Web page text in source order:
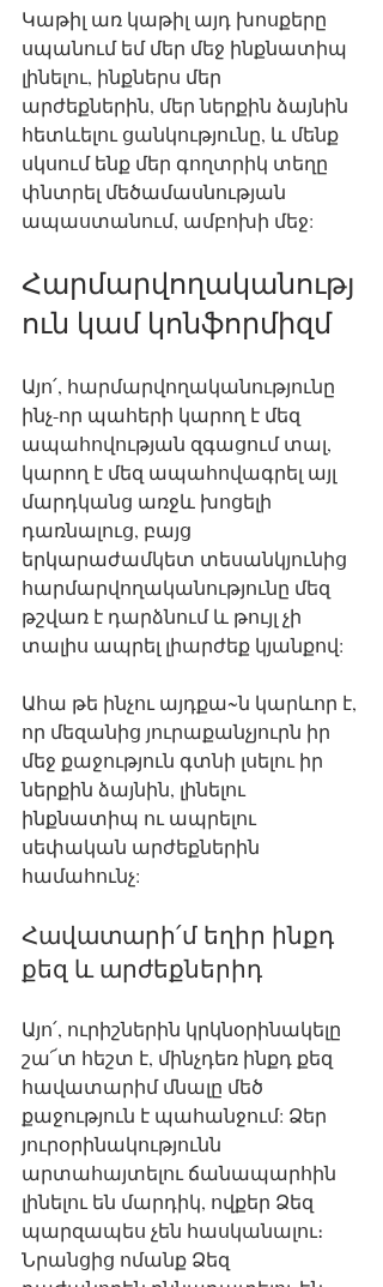
Կաթիլ առ կաթիլ այդ խոսքերը
սպանում եմ մեր մեջ ինքնատիպ
լինելու, ինքներս մեր
արժեքներին, մեր ներքին ձայնին
հետևելու ցանկությունը, և մենք
սկսում ենք մեր գողտրիկ տեղը
փնտրել մեծամասնության
ապաստանում, ամբոխի մեջ:
Հարմարվողականությ
ուն կամ կոնֆորմիզմ
Այո՛, հարմարվողականությունը
ինչ-որ պահերի կարող է մեզ
ապահովության զգացում տալ,
կարող է մեզ ապահովագրել այլ
մարդկանց առջև խոցելի
դառնալուց, բայց
երկարաժամկետ տեսանկյունից
հարմարվողականությունը մեզ
թշվառ է դարձնում և թույլ չի
տալիս ապրել լիարժեք կյանքով:
Ահա թե ինչու այդքա~ն կարևոր է,
որ մեզանից յուրաքանչյուրն իր
մեջ քաջություն գտնի լսելու իր
ներքին ձայնին, լինելու
ինքնատիպ ու ապրելու
սեփական արժեքներին
համահունչ:
Հավատարի՛մ եղիր ինքդ
քեզ և արժեքներիդ
Այո՛, ուրիշներին կրկնօրինակելը
շա՜տ հեշտ է, մինչդեռ ինքդ քեզ
հավատարիմ մնալը մեծ
քաջություն է պահանջում: Ձեր
յուրօրինակությունն
արտահայտելու ճանապարհին
լինելու են մարդիկ, ովքեր Ձեզ
պարզապես չեն հասկանալու։
Նրանցից ոմանք Ձեզ